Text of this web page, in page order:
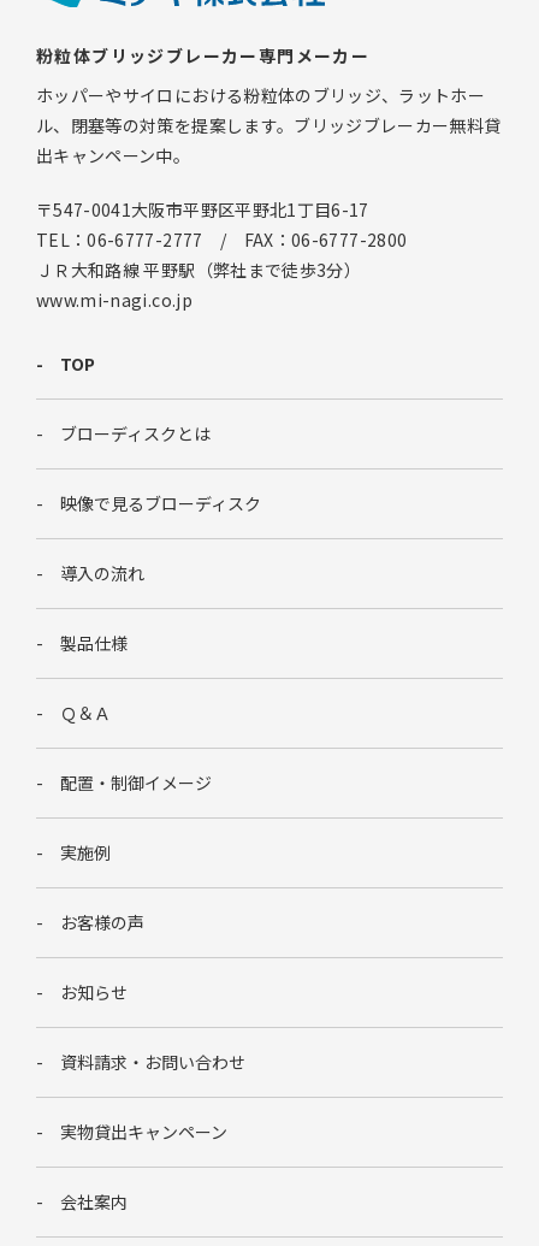
粉粒体ブリッジブレーカー専門メーカー
ホッパーやサイロにおける粉粒体のブリッジ、ラットホー
ル、閉塞等の対策を提案します。ブリッジブレーカー無料貸
出キャンペーン中。
〒547-0041大阪市平野区平野北1丁目6-17
TEL：06-6777-2777 / FAX：06-6777-2800
ＪＲ大和路線 平野駅（弊社まで徒歩3分）
www.mi-nagi.co.jp
TOP
ブローディスクとは
映像で見るブローディスク
導入の流れ
製品仕様
Ｑ＆Ａ
配置・制御イメージ
実施例
お客様の声
お知らせ
資料請求・お問い合わせ
実物貸出キャンペーン
会社案内